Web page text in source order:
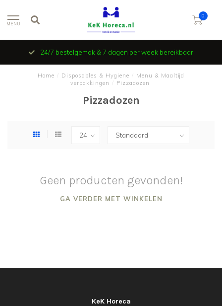
MENU
0
24/7 bestelgemak & 7 dagen per week bereikbaar
Home Disposables & Hygiene
Menu & Maaltijd
verpakkingen
Pizzadozen
Pizzadozen
Geen producten gevonden!
GA VERDER MET WINKELEN
KeK Horeca